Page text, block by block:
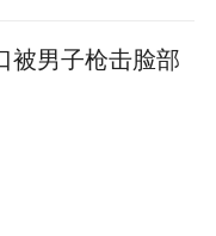
被男子枪击脸部